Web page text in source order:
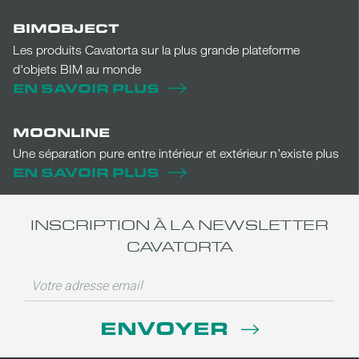
BIMOBJECT
Les produits Cavatorta sur la plus grande plateforme
d'objets BIM au monde
EN SAVOIR PLUS
MOONLINE
Une séparation pure entre intérieur et extérieur n’existe plus
EN SAVOIR PLUS
INSCRIPTION À LA NEWSLETTER
CAVATORTA
ENVOYER